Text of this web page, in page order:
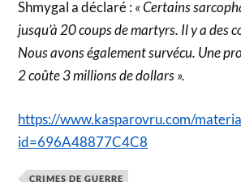
Shmygal a déclaré :« Certains
jusqu’à 20 coups de martyrs. Il y a des
Nous avons également survécu. Une
2 coûte 3 millions de dollars ».
https://www.kasparovru.com/
id=696A48877C4C8
CRIMES DE GUERRE